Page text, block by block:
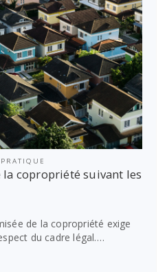
PRATIQUE
copropriété suivant les
de la copropriété exige
du cadre légal.…